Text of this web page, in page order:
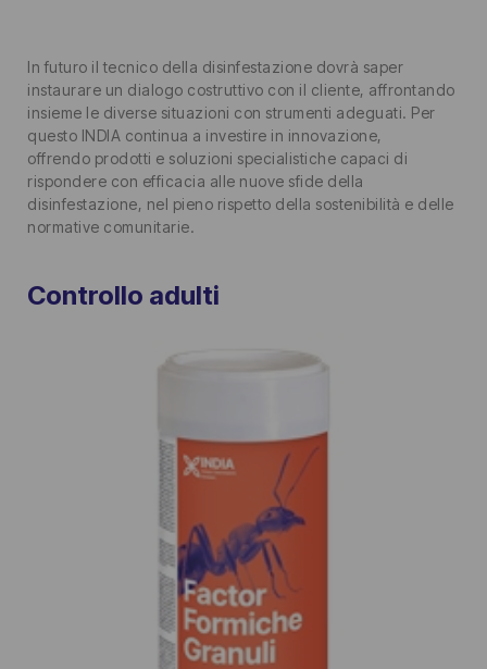
In futuro il tecnico della disinfestazione dovrà saper
instaurare un dialogo costruttivo con il cliente, affrontando
insieme le diverse situazioni con strumenti adeguati. Per
questo INDIA continua a investire in innovazione,
offrendo prodotti e soluzioni specialistiche capaci di
rispondere con efficacia alle nuove sfide della
disinfestazione, nel pieno rispetto della sostenibilità e delle
normative comunitarie.
Controllo adulti